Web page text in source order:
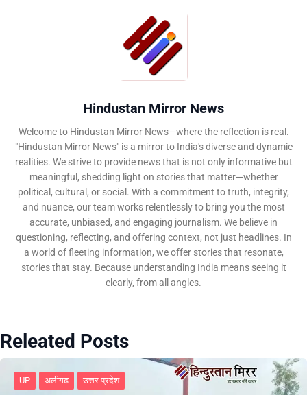
Hindustan Mirror News
Welcome to Hindustan Mirror News—where the reflection is real.
"Hindustan Mirror News" is a mirror to India's diverse and dynamic
realities. We strive to provide news that is not only informative but
meaningful, shedding light on stories that matter—whether
political, cultural, or social. With a commitment to truth, integrity,
and nuance, our team works relentlessly to bring you the most
accurate, unbiased, and engaging journalism. We believe in
questioning, reflecting, and offering context, not just headlines. In
a world of fleeting information, we offer stories that resonate,
stories that stay. Because understanding India means seeing it
clearly, from all angles.
Releated Posts
UP अलीगढ उत्तर प्रदेश